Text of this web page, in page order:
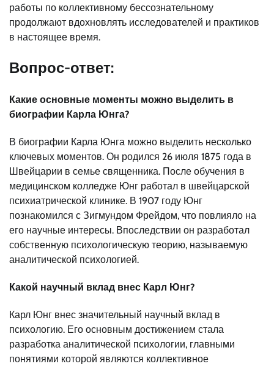
работы по коллективному бессознательному
продолжают вдохновлять исследователей и практиков
в настоящее время.
Вопрос-ответ:
Какие основные моменты можно выделить в
биографии Карла Юнга?
В биографии Карла Юнга можно выделить несколько
ключевых моментов. Он родился 26 июля 1875 года в
Швейцарии в семье священника. После обучения в
медицинском колледже Юнг работал в швейцарской
психиатрической клинике. В 1907 году Юнг
познакомился с Зигмундом Фрейдом, что повлияло на
его научные интересы. Впоследствии он разработал
собственную психологическую теорию, называемую
аналитической психологией.
Какой научный вклад внес Карл Юнг?
Карл Юнг внес значительный научный вклад в
психологию. Его основным достижением стала
разработка аналитической психологии, главными
понятиями которой являются коллективное